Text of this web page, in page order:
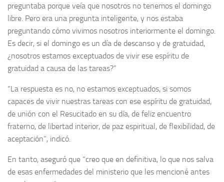
preguntaba porque veía que nosotros no tenemos el domingo
libre. Pero era una pregunta inteligente, y nos estaba
preguntando cómo vivimos nosotros interiormente el domingo.
Es decir, si el domingo es un día de descanso y de gratuidad,
¿nosotros estamos exceptuados de vivir ese espíritu de
gratuidad a causa de las tareas?”
“La respuesta es no, no estamos exceptuados, si somos
capaces de vivir nuestras tareas con ese espíritu de gratuidad,
de unión con el Resucitado en su día, de feliz encuentro
fraterno, de libertad interior, de paz espiritual, de flexibilidad, de
aceptación”, indicó.
En tanto, aseguró que “creo que en definitiva, lo que nos salva
de esas enfermedades del ministerio que les mencioné antes